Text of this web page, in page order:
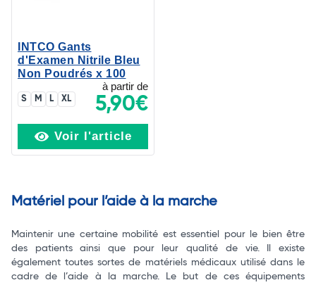
INTCO Gants
d'Examen Nitrile Bleu
Non Poudrés x 100
S M L XL
à partir de
5,90€
Voir l'article
Matériel pour l’aide à la marche
Maintenir une certaine mobilité est essentiel pour le bien être
des patients ainsi que pour leur qualité de vie. Il existe
également toutes sortes de matériels médicaux utilisé dans le
cadre de l’aide à la marche. Le but de ces équipements